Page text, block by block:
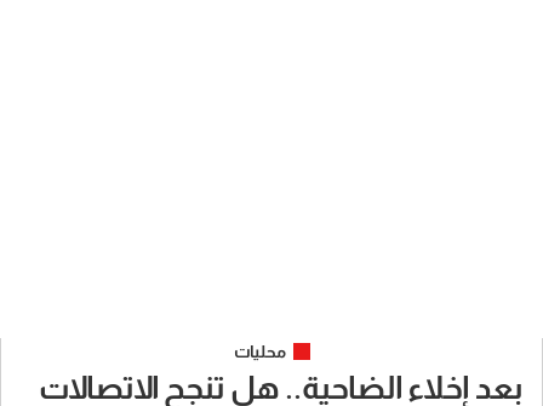
محليات
بعد إخلاء الضاحية.. هل تنجح الاتصالات